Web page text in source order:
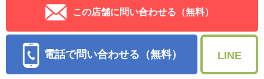
この店舗に問い合わせる（無料）
電話で問い合わせる（無料） LINE